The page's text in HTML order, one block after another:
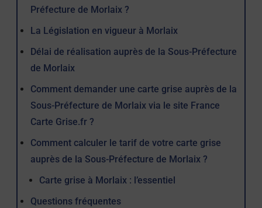
Préfecture de Morlaix ?
La Législation en vigueur à Morlaix
Délai de réalisation auprès de la Sous-Préfecture
de Morlaix
Comment demander une carte grise auprès de la
Sous-Préfecture de Morlaix via le site France
Carte Grise.fr ?
Comment calculer le tarif de votre carte grise
auprès de la Sous-Préfecture de Morlaix ?
Carte grise à Morlaix : l’essentiel
Questions fréquentes